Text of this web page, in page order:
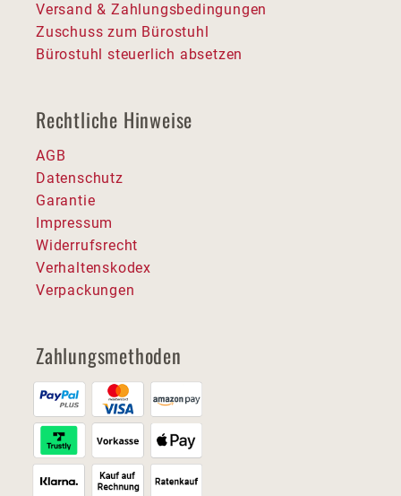
Versand & Zahlungsbedingungen
Zuschuss zum Bürostuhl
Bürostuhl steuerlich absetzen
Rechtliche Hinweise
AGB
Datenschutz
Garantie
Impressum
Widerrufsrecht
Verhaltenskodex
Verpackungen
Zahlungsmethoden